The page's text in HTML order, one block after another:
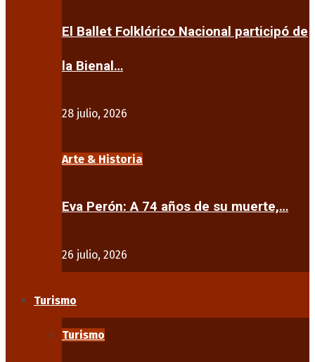
El Ballet Folklórico Nacional participó de
la Bienal…
28 julio, 2026
Arte & Historia
Eva Perón: A 74 años de su muerte,…
26 julio, 2026
Turismo
Turismo